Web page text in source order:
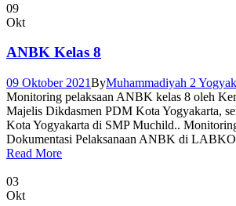
09
Okt
ANBK Kelas 8
09 Oktober 2021ByMuhammadiyah 2
Monitoring pelaksaan ANBK kelas 8 oleh
Majelis Dikdasmen PDM Kota Yogyakarta,
Kota Yogyakarta di SMP Muchild..
Dokumentasi Pelaksanaan ANBK di
Read More
03
Okt